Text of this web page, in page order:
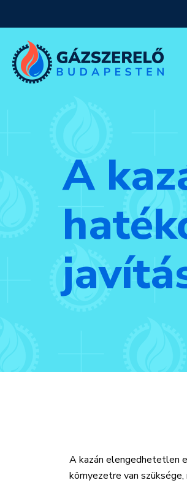
A
A kazán elengedhetetlen
környezetre van